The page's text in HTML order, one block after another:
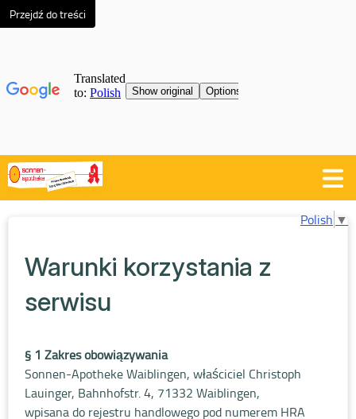
Przejdź do treści
Polish ▼
Warunki korzystania z
serwisu
§ 1 Zakres obowiązywania
Sonnen-Apotheke Waiblingen, właściciel Christoph
Lauinger, Bahnhofstr. 4, 71332 Waiblingen,
wpisana do rejestru handlowego pod numerem HRA